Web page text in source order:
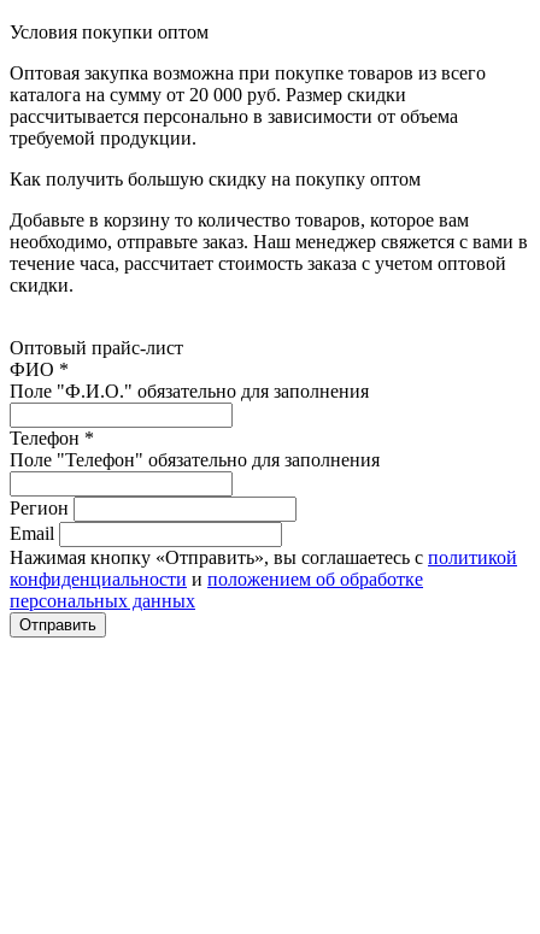
Условия покупки оптом
Оптовая закупка возможна при покупке товаров из всего
каталога на сумму от 20 000 руб. Размер скидки
рассчитывается персонально в зависимости от объема
требуемой продукции.
Как получить большую скидку на покупку оптом
Добавьте в корзину то количество товаров, которое вам
необходимо, отправьте заказ. Наш менеджер свяжется с вами в
течение часа, рассчитает стоимость заказа с учетом оптовой
скидки.
Оптовый прайс-лист
ФИО *
Поле "Ф.И.О." обязательно для заполнения
Телефон *
Поле "Телефон" обязательно для заполнения
Регион
Email
Нажимая кнопку «Отправить», вы соглашаетесь с политикой
конфиденциальности и положением об обработке
персональных данных
Отправить